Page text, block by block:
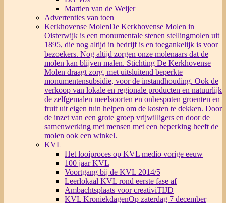
Martien van de Weijer
Advertenties van toen
Kerkhovense MolenDe Kerkhovense Molen in
Oisterwijk is een monumentale stenen stellingmolen uit
1895, die nog altijd in bedrijf is en toegankelijk is voor
bezoekers. Nog altijd zorgen onze molenaars dat de
molen kan blijven malen. Stichting De Kerkhovense
Molen draagt zorg, met uitsluitend beperkte
monumentensubsidie, voor de instandhouding. Ook de
verkoop van lokale en regionale producten en natuurlijk
de zelfgemalen meelsoorten en onbespoten groenten en
fruit uit eigen tuin helpen om de kosten te dekken. Door
de inzet van een grote groep vrijwilligers en door de
samenwerking met mensen met een beperking heeft de
molen ook een winkel.
KVL
Het looiproces op KVL medio vorige eeuw
100 jaar KVL
Voortgang bij de KVL 2014/5
Leerlokaal KVL rond eerste fase af
Ambachtsplaats voor creativiTIJD
KVL KroniekdagenOp zaterdag 7 december